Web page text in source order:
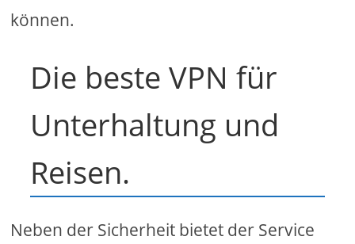
können.
Die beste VPN für
Unterhaltung und
Reisen.
Neben der Sicherheit bietet der Service